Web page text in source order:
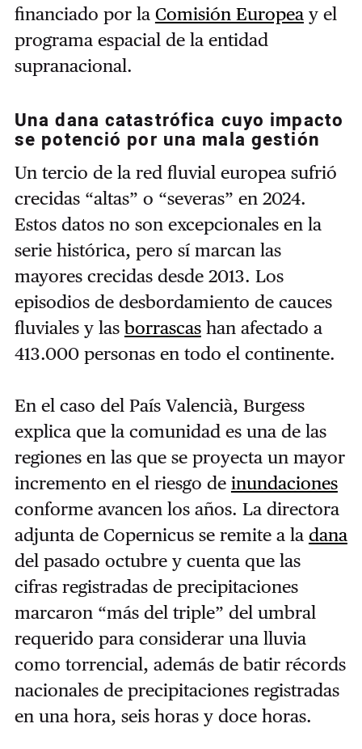
financiado por la Comisión Europeay el
programa espacial de la entidad
supranacional.
Una dana catastrófica cuyo impacto
se potenció por una mala gestión
Un tercio de la red fluvial europea sufrió
crecidas “altas” o “severas” en 2024.
Estos datos no son excepcionales en la
serie histórica, pero sí marcan las
mayores crecidas desde 2013. Los
episodios de desbordamiento de cauces
fluviales y las borrascashan afectado a
413.000 personas en todo el continente.
En el caso del País Valencià, Burgess
explica que la comunidad es una de las
regiones en las que se proyecta un mayor
incremento en el riesgo de inundaciones
conforme avancen los años. La directora
adjunta de Copernicus se remite a la dana
del pasado octubre y cuenta que las
cifras registradas de precipitaciones
marcaron “más del triple” del umbral
requerido para considerar una lluvia
como torrencial, además de batir récords
nacionales de precipitaciones registradas
en una hora, seis horas y doce horas.